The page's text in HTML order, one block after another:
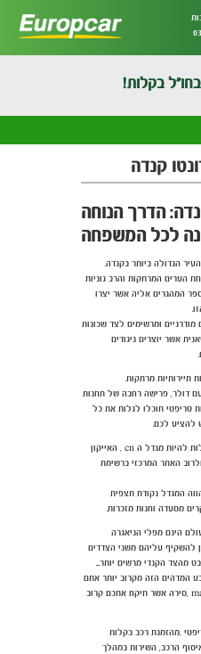
בקלות!
קנדה
הדרך הנוחה
לכל המשפחה
הגדולה ביותר בקנדה.
הערים המרתקות והרב גוניות
המהגרים אליה אשר יצרו
מודרניים ומרשימים לצד שכונות
אשר יוצרים ניגודים
תיירותיות מרתקות.
דולר, פרישה רחבה של תחנות
טריפטי תוכלו לגלות את כל
להציע לכם.
אטרקציות מרכזיות בטורונטו יכולות להיות מגדל ה cn , האייקון
האתר המרכזי ברשימת
553 מטרים מהווה המגדל נקודת תצפית
מסעדה וחנות מזכרות.
הינם מפלי הניאגרה
להשקיף עליהם משני הצדדים
מהצד הקנדי מרשים יותר....
המדהים הזה מקרוב יותר אתם
מוזמנים ל לעלות ה maid of mist ,סירה אשר תיקח אתכם קרוב
,מהזמנת רכב בקלות
הרכב, השירות במהלך